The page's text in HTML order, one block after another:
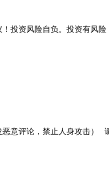
投资风险自负。投资有风险
意评论，禁止人身攻击）